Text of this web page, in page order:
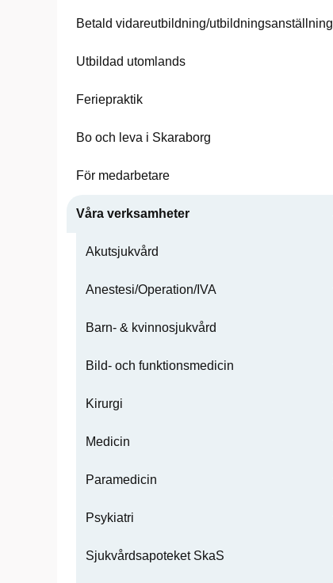
Betald vidareutbildning/utbildningsanställning
Utbildad utomlands
Feriepraktik
Bo och leva i Skaraborg
För medarbetare
Våra verksamheter
Akutsjukvård
Anestesi/Operation/IVA
Barn- & kvinnosjukvård
Bild- och funktionsmedicin
Kirurgi
Medicin
Paramedicin
Psykiatri
Sjukvårdsapoteket SkaS